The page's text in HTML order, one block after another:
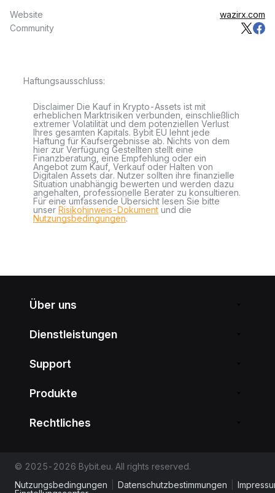
Website
wazirx.com
Community
Haftungsausschluss:
Disclaimer Die Kauf in Krypto-Assets ist mit
erheblichen Marktrisiken verbunden, einschließlich
extremer Volatilität und dem potenziellen Verlust
Ihres gesamten Kapitals. Bybit EU lehnt jede
Haftung für Kaufsergebnisse ab. Nichts von dem
hier zur Verfügung Gestellten stellt eine
Finanzberatung, eine Empfehlung oder ein
Angebot zum Kauf, Verkauf oder Halten von
Digitalen Assets dar. Nutzer sollten ihre finanzielle
Situation unabhängig bewerten und werden dazu
angehalten, professionelle Berater zu konsultieren.
Für eine umfassende Übersicht lesen Sie bitte
unser Risikohinweis-Dokument und die
Nutzungsbedingungen.
Über uns
Dienstleistungen
Support
Produkte
Rechtliches
© 2025-2026 Bybit.eu. All rights reserved.
Nutzungsbedingungen
Datenschutzbestimmungen